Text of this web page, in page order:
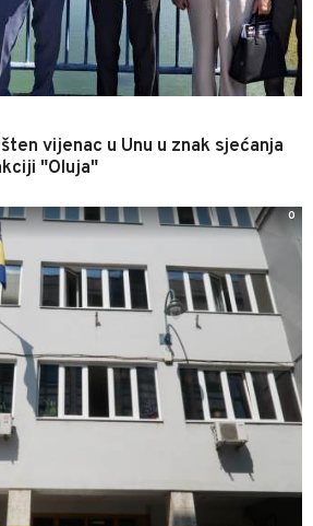
vijenac u Unu u znak sjećanja
"Oluja"
0